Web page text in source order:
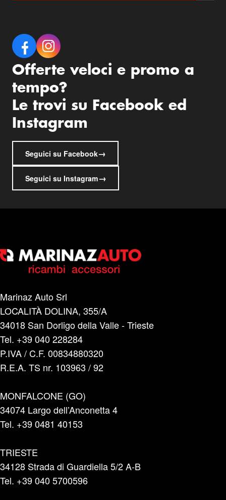
Offerte veloci e promo a
tempo?
Le trovi su Facebook ed
Instagram
Seguici su Facebook→
Seguici su Instagram→
Marinaz Auto Srl
LOCALITÀ DOLINA, 355/A
34018 San Dorligo della Valle - Trieste
Tel. +39 040 228284
P.IVA / C.F. 00834880320
R.E.A. TS nr. 103963 / 92
MONFALCONE (GO)
34074 Largo dell’Anconetta 4
Tel. +39 0481 40153
TRIESTE
34128 Strada di Guardiella 5/2 A-B
Tel. +39 040 5700596